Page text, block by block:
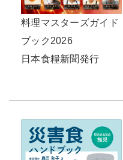
料理マスターズガイド
ブック2026
日本食糧新聞発行